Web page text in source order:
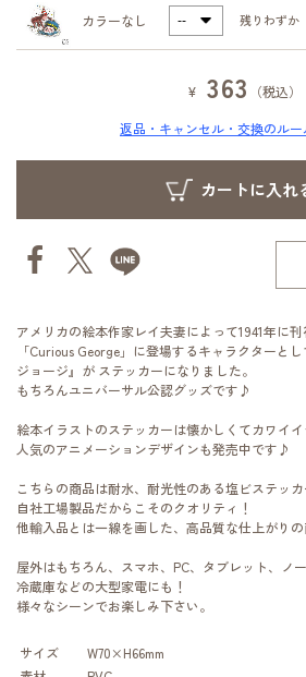
カラーなし 残りわずか
¥ 363
（税込）
返品・キャンセル・交換のル
アメリカの絵本作家レイ夫妻によって1941年に
「Curious George」に登場するキャラクターと
ジョージ』が ステッカーになりました。
もちろんユニバーサル公認グッズです♪
絵本イラストのステッカーは懐かしくてカワイイ
人気のアニメーションデザインも発売中です♪
こちらの商品は耐水、耐光性のある塩ビステッカ
自社工場製品だからこそのクオリティ！
他輸入品とは一線を画した、高品質な仕上がりの
屋外はもちろん、スマホ、PC、タブレット、ノー
冷蔵庫などの大型家電にも！
様々なシーンでお楽しみ下さい。
サイズ
W70×H66mm